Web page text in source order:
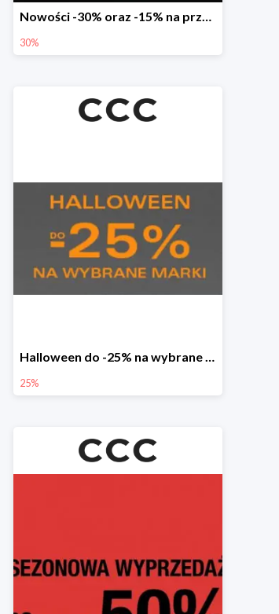
Nowości -30% oraz -15% na przecenione
30%
Halloween do -25% na wybrane marki
25%